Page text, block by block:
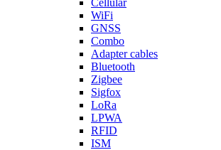
Cellular
WiFi
GNSS
Combo
Adapter cables
Bluetooth
Zigbee
Sigfox
LoRa
LPWA
RFID
ISM